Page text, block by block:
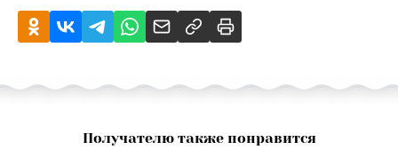
Получателю также понравится